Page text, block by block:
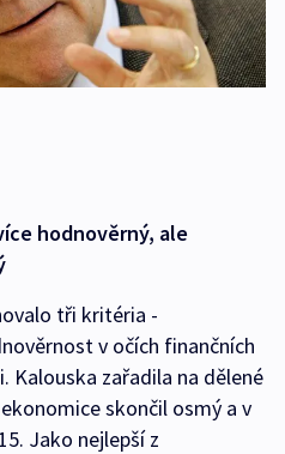
hodnověrný, ale
tři kritéria -
v očích finančních
Kalouska zařadila na dělené
skončil osmý a v
Jako nejlepší z